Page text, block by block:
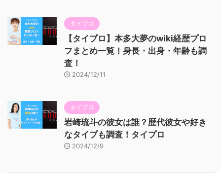
タイプロ
【タイプロ】本多大夢のwiki経歴プロ
フまとめ一覧！身長・出身・年齢も調
査！
2024/12/11
タイプロ
岩崎琉斗の彼女は誰？歴代彼女や好き
なタイプも調査！タイプロ
2024/12/9